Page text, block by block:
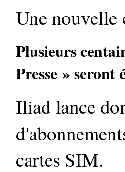
Une nouvelle
Plusieurs
Presse » seront
Iliad lance
cartes SIM.